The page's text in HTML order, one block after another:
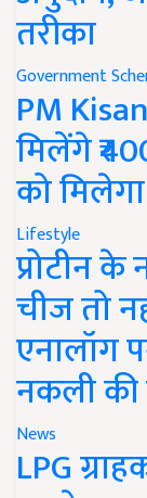
तरीका
Government
PM
मिलेंगे
को
Lifestyle
प्रोटीन
चीज तो
एनालॉग
नकली की
News
LPG